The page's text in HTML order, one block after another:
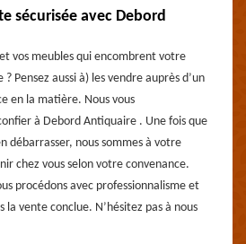
sécurisée avec Debord
vos meubles qui encombrent votre
Pensez aussi à) les vendre auprès d’un
en la matière. Nous vous
à Debord Antiquaire . Une fois que
débarrasser, nous sommes à votre
chez vous selon votre convenance.
procédons avec professionnalisme et
vente conclue. N’hésitez pas à nous